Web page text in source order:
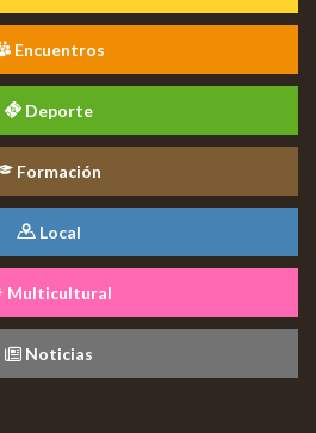
Encuentros
Deporte
Formación
Local
Multicultural
Noticias